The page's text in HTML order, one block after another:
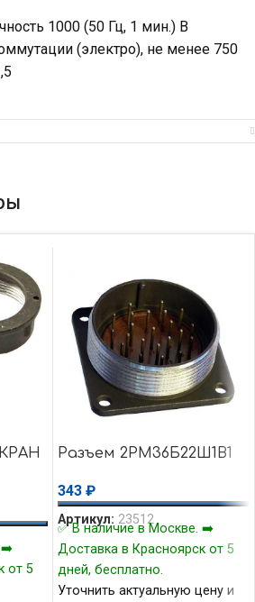
1000 (50 Гц, 1 мин.) В
(электро), не менее 750
➡️
от 5
Разъем 2РМ36Б22Ш1В1
343 ₽
Артикул: 23512
✅ В наличие в Москве. ➡️
Доставка в Красноярск от 5
дней, бесплатно.
Уточнить актуальную цену и